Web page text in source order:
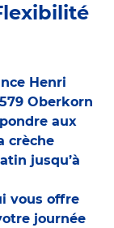
Henri
Oberkorn
aux
crèche
jusqu’à
vous offre
journée